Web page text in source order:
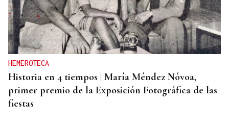
HEMEROTECA
Historia en 4 tiempos | María Méndez Nóvoa,
primer premio de la Exposición Fotográfica de las
fiestas